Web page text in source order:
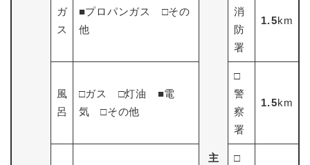
主
ガ
ス
■プロパンガス □その
他
消
防
署
1.5km
風
呂
□ガス □灯油 ■電
気 □その他
□
警
察
署
1.5km
□